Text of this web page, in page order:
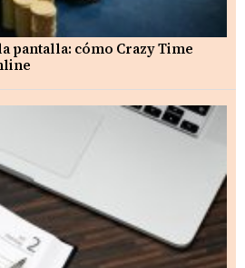
pantalla: cómo Crazy Time